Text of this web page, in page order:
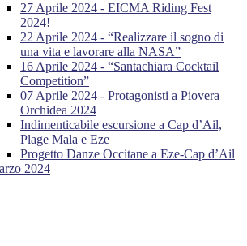
27 Aprile 2024 - EICMA Riding Fest
2024!
22 Aprile 2024 - “Realizzare il sogno di
una vita e lavorare alla NASA”
16 Aprile 2024 - “Santachiara Cocktail
Competition”
07 Aprile 2024 - Protagonisti a Piovera
Orchidea 2024
Indimenticabile escursione a Cap d’Ail,
Plage Mala e Eze
Progetto Danze Occitane a Eze-Cap d’Ail
2024